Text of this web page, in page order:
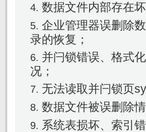
数据文件内部存在
企业管理器误删除
录的恢复；
并闩锁错误、格式
况；
无法读取并闩锁页
数据文件被误删除
系统表损坏、索引